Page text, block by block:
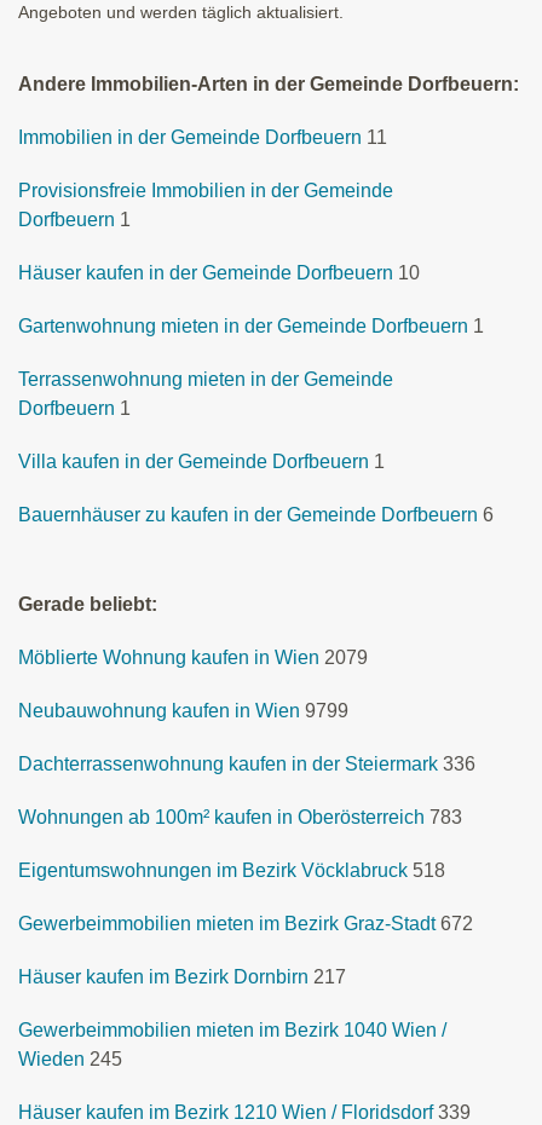
Angeboten und werden täglich aktualisiert.
Andere Immobilien-Arten in der Gemeinde Dorfbeuern:
Immobilien in der Gemeinde Dorfbeuern 11
Provisionsfreie Immobilien in der Gemeinde
Dorfbeuern 1
Häuser kaufen in der Gemeinde Dorfbeuern 10
Gartenwohnung mieten in der Gemeinde Dorfbeuern 1
Terrassenwohnung mieten in der Gemeinde
Dorfbeuern 1
Villa kaufen in der Gemeinde Dorfbeuern 1
Bauernhäuser zu kaufen in der Gemeinde Dorfbeuern 6
Gerade beliebt:
Möblierte Wohnung kaufen in Wien 2079
Neubauwohnung kaufen in Wien 9799
Dachterrassenwohnung kaufen in der Steiermark 336
Wohnungen ab 100m² kaufen in Oberösterreich 783
Eigentumswohnungen im Bezirk Vöcklabruck 518
Gewerbeimmobilien mieten im Bezirk Graz-Stadt 672
Häuser kaufen im Bezirk Dornbirn 217
Gewerbeimmobilien mieten im Bezirk 1040 Wien /
Wieden 245
Häuser kaufen im Bezirk 1210 Wien / Floridsdorf 339